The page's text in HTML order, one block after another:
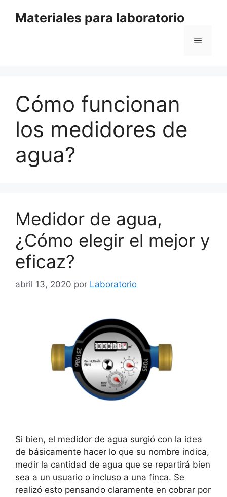
Materiales para laboratorio
Menú
Cómo funcionan
los medidores de
agua?
Medidor de agua,
¿Cómo elegir el mejor y
eficaz?
abril 13, 2020 por Laboratorio
Si bien, el medidor de agua surgió con la idea
de básicamente hacer lo que su nombre indica,
medir la cantidad de agua que se repartirá bien
sea a un usuario o incluso a una finca. Se
realizó esto pensando claramente en cobrar por